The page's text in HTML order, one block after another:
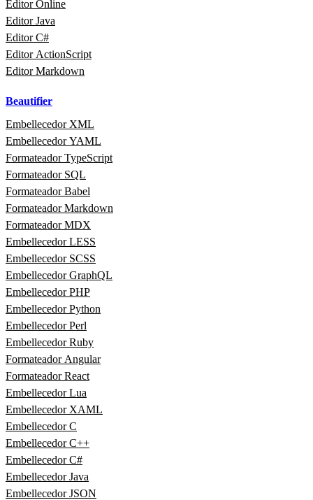
Editor Online
Editor Java
Editor C#
Editor ActionScript
Editor Markdown
Beautifier
Embellecedor XML
Embellecedor YAML
Formateador TypeScript
Formateador SQL
Formateador Babel
Formateador Markdown
Formateador MDX
Embellecedor LESS
Embellecedor SCSS
Embellecedor GraphQL
Embellecedor PHP
Embellecedor Python
Embellecedor Perl
Embellecedor Ruby
Formateador Angular
Formateador React
Embellecedor Lua
Embellecedor XAML
Embellecedor C
Embellecedor C++
Embellecedor C#
Embellecedor Java
Embellecedor JSON